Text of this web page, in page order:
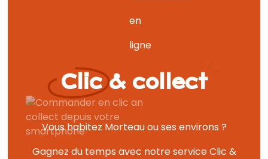
Clic & collect
Vous habitez Morteau ou ses environs ?
Gagnez du temps avec notre service Clic &